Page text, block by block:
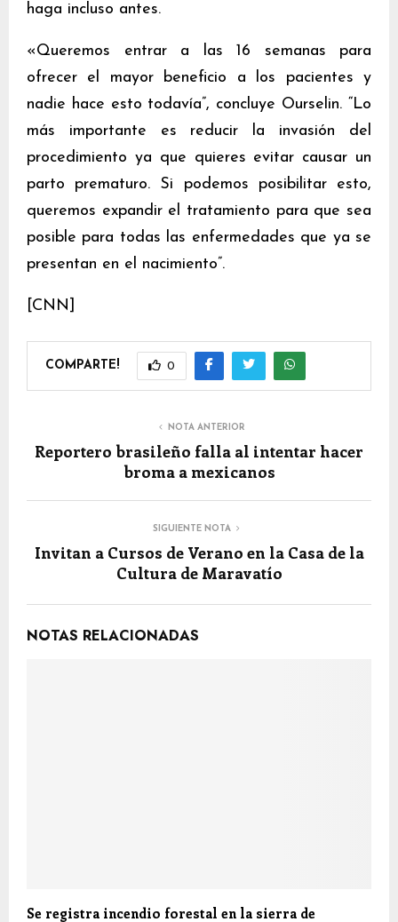
haga incluso antes.
«Queremos entrar a las 16 semanas para
ofrecer el mayor beneficio a los pacientes y
nadie hace esto todavía”, concluye Ourselin. “Lo
más importante es reducir la invasión del
procedimiento ya que quieres evitar causar un
parto prematuro. Si podemos posibilitar esto,
queremos expandir el tratamiento para que sea
posible para todas las enfermedades que ya se
presentan en el nacimiento”.
[CNN]
COMPARTE! 0
NOTA ANTERIOR
Reportero brasileño falla al intentar hacer
broma a mexicanos
SIGUIENTE NOTA
Invitan a Cursos de Verano en la Casa de la
Cultura de Maravatío
NOTAS RELACIONADAS
Se registra incendio forestal en la sierra de